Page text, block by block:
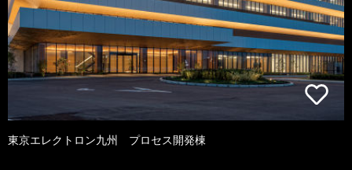
東京エレクトロン九州 プロセス開発棟